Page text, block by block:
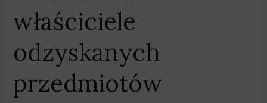
właściciele
odzyskanych
przedmiotów